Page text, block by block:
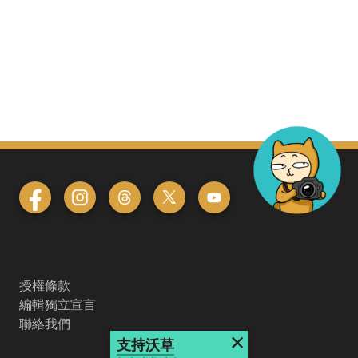
授權條款
編輯獨立宣言
聯絡我們
支持沃草 ×